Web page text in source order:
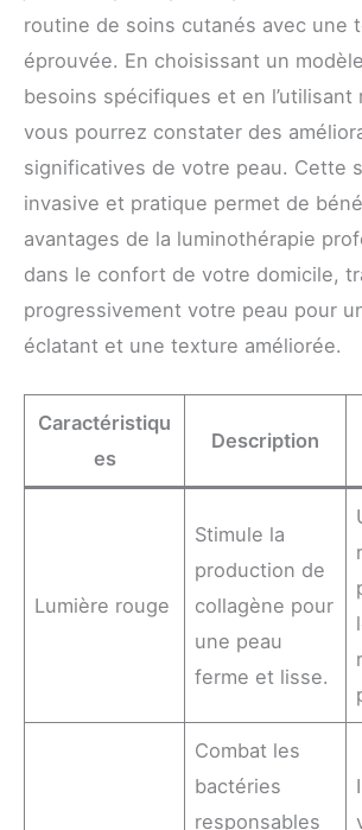
routine de soins cutanés avec une
éprouvée. En choisissant un
besoins spécifiques et en l’utilisant
vous pourrez constater des
significatives de votre peau. Cette
invasive et pratique permet de
avantages de la luminothérapie
dans le confort de votre domicile,
progressivement votre peau pour
éclatant et une texture améliorée.
Caractéristiqu
es
Description
Lumière rouge
Stimule la
production de
collagène pour
une peau
ferme et lisse.
Combat les
bactéries
responsables